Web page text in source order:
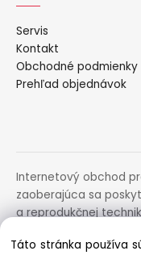
Servis
Kontakt
Obchodné podmienky
Prehľad objednávok
Internetový obchod
zaoberajúca sa
a reprodukčnej
zariadení.
Táto stránka používa